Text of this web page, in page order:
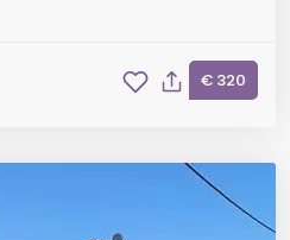
€ 320